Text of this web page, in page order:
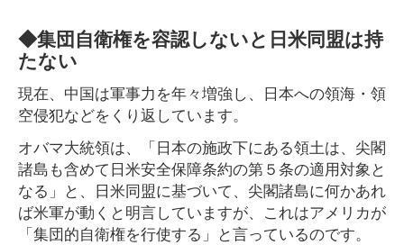
◆集団自衛権を容認しないと日米同盟は持
たない
現在、中国は軍事力を年々増強し、日本への領海・領
空侵犯などをくり返しています。
オバマ大統領は、「日本の施政下にある領土は、尖閣
諸島も含めて日米安全保障条約の第５条の適用対象と
なる」と、日米同盟に基づいて、尖閣諸島に何かあれ
ば米軍が動くと明言していますが、これはアメリカが
「集団的自衛権を行使する」と言っているのです。